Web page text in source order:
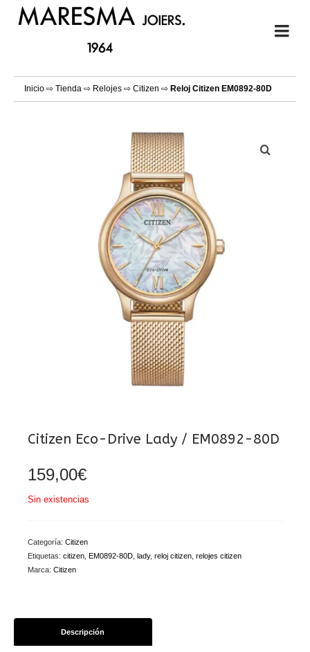
Inicio ⇨ Tienda ⇨ Relojes ⇨ Citizen ⇨ Reloj Citizen EM0892-80D
Citizen Eco-Drive Lady / EM0892-80D
159,00€
Sin existencias
Categoría: Citizen
Etiquetas: citizen EM0892-80D lady, reloj citizen relojes citizen
Marca: Citizen
Descripción